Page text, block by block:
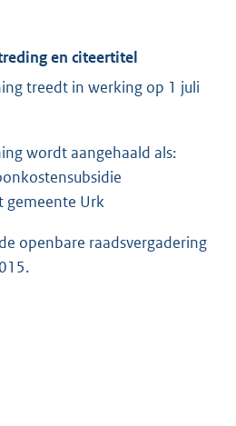
en citeertitel
treedt in werking op 1 juli
wordt aangehaald als:
gemeente Urk
openbare raadsvergadering